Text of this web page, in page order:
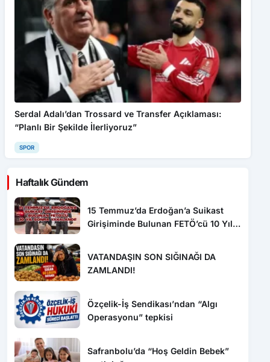
Serdal Adalı’dan Trossard ve Transfer Açıklaması:
“Planlı Bir Şekilde İlerliyoruz”
SPOR
Haftalık Gündem
15 Temmuz’da Erdoğan’a Suikast
Girişiminde Bulunan FETÖ’cü 10 Yıl
VATANDAŞIN SON SIĞINAĞI DA
ZAMLANDI!
Özçelik-İş Sendikası’ndan “Algı
Operasyonu” tepkisi
Safranbolu’da “Hoş Geldin Bebek”